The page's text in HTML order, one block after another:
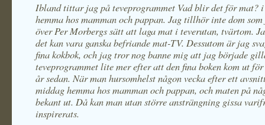
Ibland tittar jag på teveprogrammet Vad blir det för mat?
hemma hos mamman och pappan. Jag tillhör inte dom
över Per Morbergs sätt att laga mat i teverutan, tvärtom.
det kan vara ganska befriande mat-TV. Dessutom är jag
fina kokbok, och jag tror nog banne mig att jag började
teveprogrammet lite mer efter att den fina boken kom ut
år sedan. När man hursomhelst någon vecka efter ett
middag hemma hos mamman och pappan, och maten på
bekant ut. Då kan man utan större ansträngning gissa
inspirerats.